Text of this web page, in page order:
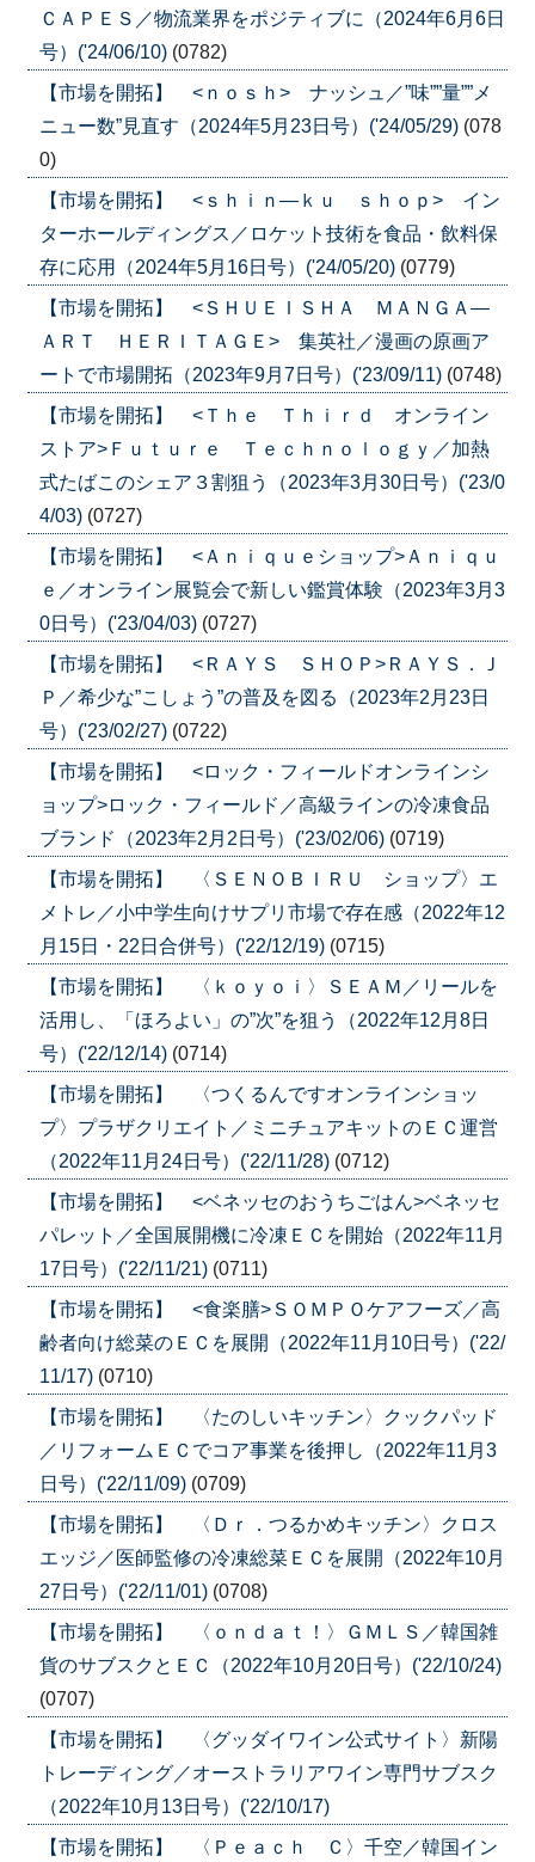
ＣＡＰＥＳ／物流業界をポジティブに（2024年6月6日
号）('24/06/10) (0782)
【市場を開拓】 <ｎｏｓｈ> ナッシュ／”味””量””メ
ニュー数”見直す（2024年5月23日号）('24/05/29) (078
0)
【市場を開拓】 <ｓｈｉｎ―ｋｕ ｓｈｏｐ> イン
ターホールディングス／ロケット技術を食品・飲料保
存に応用（2024年5月16日号）('24/05/20) (0779)
【市場を開拓】 <ＳＨＵＥＩＳＨＡ ＭＡＮＧＡ―
ＡＲＴ ＨＥＲＩＴＡＧＥ> 集英社／漫画の原画ア
ートで市場開拓（2023年9月7日号）('23/09/11) (0748)
【市場を開拓】 <Ｔｈｅ Ｔｈｉｒｄ オンライン
ストア>Ｆｕｔｕｒｅ Ｔｅｃｈｎｏｌｏｇｙ／加熱
式たばこのシェア３割狙う（2023年3月30日号）('23/0
4/03) (0727)
【市場を開拓】 <Ａｎｉｑｕｅショップ>Ａｎｉｑｕ
ｅ／オンライン展覧会で新しい鑑賞体験（2023年3月3
0日号）('23/04/03) (0727)
【市場を開拓】 <ＲＡＹＳ ＳＨＯＰ>ＲＡＹＳ．Ｊ
Ｐ／希少な”こしょう”の普及を図る（2023年2月23日
号）('23/02/27) (0722)
【市場を開拓】 <ロック・フィールドオンラインシ
ョップ>ロック・フィールド／高級ラインの冷凍食品
ブランド（2023年2月2日号）('23/02/06) (0719)
【市場を開拓】 〈ＳＥＮＯＢＩＲＵ ショップ〉エ
メトレ／小中学生向けサプリ市場で存在感（2022年12
月15日・22日合併号）('22/12/19) (0715)
【市場を開拓】 〈ｋｏｙｏｉ〉ＳＥＡＭ／リールを
活用し、「ほろよい」の”次”を狙う（2022年12月8日
号）('22/12/14) (0714)
【市場を開拓】 〈つくるんですオンラインショッ
プ〉プラザクリエイト／ミニチュアキットのＥＣ運営
（2022年11月24日号）('22/11/28) (0712)
【市場を開拓】 <ベネッセのおうちごはん>ベネッセ
パレット／全国展開機に冷凍ＥＣを開始（2022年11月
17日号）('22/11/21) (0711)
【市場を開拓】 <食楽膳>ＳＯＭＰＯケアフーズ／高
齢者向け総菜のＥＣを展開（2022年11月10日号）('22/
11/17) (0710)
【市場を開拓】 〈たのしいキッチン〉クックパッド
／リフォームＥＣでコア事業を後押し（2022年11月3
日号）('22/11/09) (0709)
【市場を開拓】 〈Ｄｒ．つるかめキッチン〉クロス
エッジ／医師監修の冷凍総菜ＥＣを展開（2022年10月
27日号）('22/11/01) (0708)
【市場を開拓】 〈ｏｎｄａｔ！〉ＧＭＬＳ／韓国雑
貨のサブスクとＥＣ（2022年10月20日号）('22/10/24)
(0707)
【市場を開拓】 〈グッダイワイン公式サイト〉新陽
トレーディング／オーストラリアワイン専門サブスク
（2022年10月13日号）('22/10/17)
【市場を開拓】 〈Ｐｅａｃｈ Ｃ〉千空／韓国イン